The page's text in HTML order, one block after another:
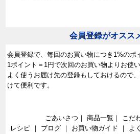
会員登録がオスス
会員登録で、毎回のお買い物につき1%のポ
1ポイント＝1円で次回のお買い物よりお使い
よく使うお届け先の登録もしておけるので
けて便利です。
ごあいさつ ｜ 商品一覧 ｜ こだ
レシピ｜ ブログ｜ お買い物ガイド ｜ よ